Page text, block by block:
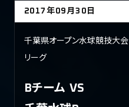
2017年09月30日
千葉県オープン水球競技大会
リーグ
Bチーム VS